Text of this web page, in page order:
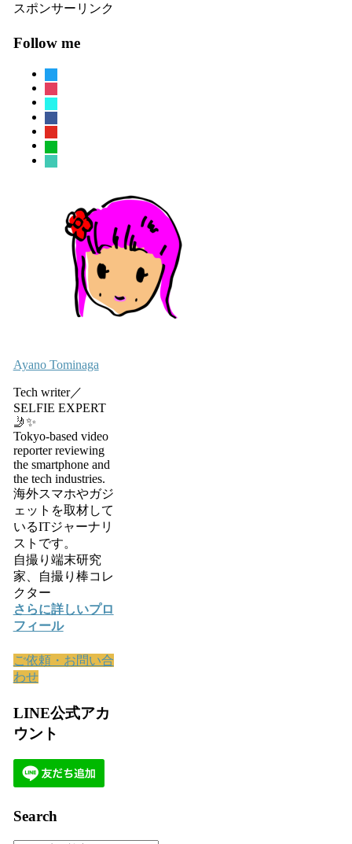
スポンサーリンク
Follow me
twitter
instagram
tiktok
facebook
youtube
line
sticky-
Ayano Tominaga
Tech writer／
SELFIE EXPERT
🤳✨
Tokyo-based video
reporter reviewing
the smartphone and
the tech industries.
海外スマホやガジ
ェットを取材して
いるITジャーナリ
ストです。
自撮り端末研究
家、自撮り棒コレ
クター
さらに詳しいプロ
フィール
ご依頼・お問い合
わせ
LINE公式アカ
ウント
Search